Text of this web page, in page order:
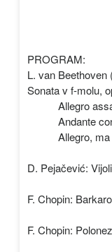
PROGRAM:
L. van Beethoven
Sonata v f-molu,
Allegro
Andante con
Allegro, ma
D. Pejačević:
F. Chopin:
F. Chopin: